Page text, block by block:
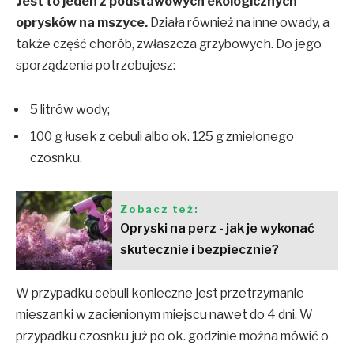
oprysków na mszyce. Działa również na inne owady, a
także część chorób, zwłaszcza grzybowych. Do jego
sporządzenia potrzebujesz:
5 litrów wody;
100 g łusek z cebuli albo ok. 125 g zmielonego
czosnku.
Zobacz też:
Opryski na perz - jak je wykonać
skutecznie i bezpiecznie?
W przypadku cebuli konieczne jest przetrzymanie
mieszanki w zacienionym miejscu nawet do 4 dni. W
przypadku czosnku już po ok. godzinie można mówić o